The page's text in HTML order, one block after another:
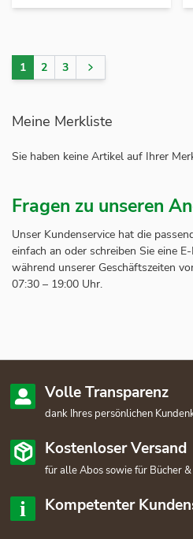
Sie lesen gerade Seite
1 Seite
2 Seite
3 Seite
Meine Merkliste
Sie haben keine Artikel auf Ihrer
Fragen zu unseren
Unser Kundenservice hat die
einfach an oder schreiben Sie eine
während unserer Geschäftszeiten
07:30 – 19:00 Uhr.
Volle Transparenz
dank Ihres persönlichen
Kostenloser Versand
für alle Abos sowie für Bücher
Kompetenter